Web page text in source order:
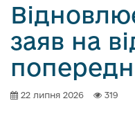
заяв на
22 липня 2026 319